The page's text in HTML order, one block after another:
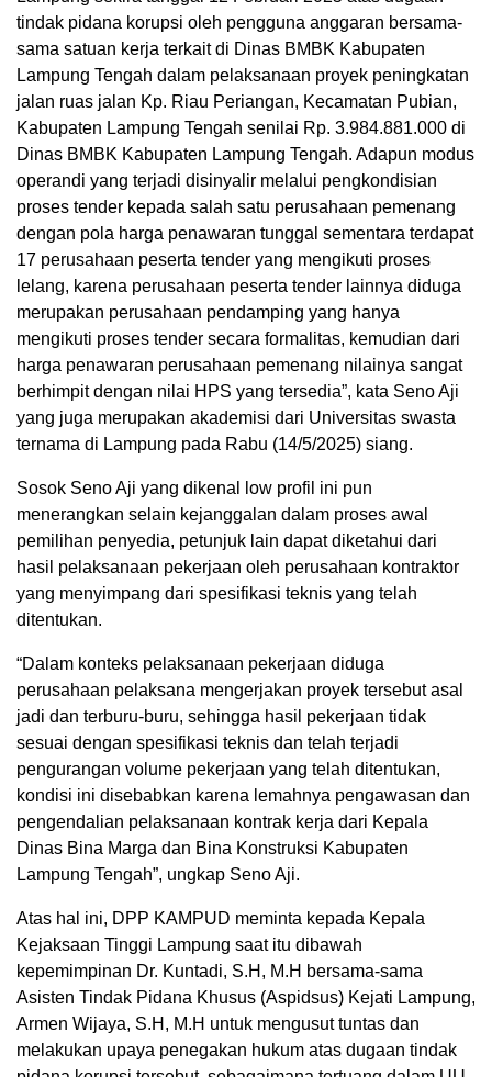
tindak pidana korupsi oleh pengguna anggaran bersama-
sama satuan kerja terkait di Dinas BMBK Kabupaten
Lampung Tengah dalam pelaksanaan proyek peningkatan
jalan ruas jalan Kp. Riau Periangan, Kecamatan Pubian,
Kabupaten Lampung Tengah senilai Rp. 3.984.881.000 di
Dinas BMBK Kabupaten Lampung Tengah. Adapun modus
operandi yang terjadi disinyalir melalui pengkondisian
proses tender kepada salah satu perusahaan pemenang
dengan pola harga penawaran tunggal sementara terdapat
17 perusahaan peserta tender yang mengikuti proses
lelang, karena perusahaan peserta tender lainnya diduga
merupakan perusahaan pendamping yang hanya
mengikuti proses tender secara formalitas, kemudian dari
harga penawaran perusahaan pemenang nilainya sangat
berhimpit dengan nilai HPS yang tersedia”, kata Seno Aji
yang juga merupakan akademisi dari Universitas swasta
ternama di Lampung pada Rabu (14/5/2025) siang.
Sosok Seno Aji yang dikenal low profil ini pun
menerangkan selain kejanggalan dalam proses awal
pemilihan penyedia, petunjuk lain dapat diketahui dari
hasil pelaksanaan pekerjaan oleh perusahaan kontraktor
yang menyimpang dari spesifikasi teknis yang telah
ditentukan.
“Dalam konteks pelaksanaan pekerjaan diduga
perusahaan pelaksana mengerjakan proyek tersebut asal
jadi dan terburu-buru, sehingga hasil pekerjaan tidak
sesuai dengan spesifikasi teknis dan telah terjadi
pengurangan volume pekerjaan yang telah ditentukan,
kondisi ini disebabkan karena lemahnya pengawasan dan
pengendalian pelaksanaan kontrak kerja dari Kepala
Dinas Bina Marga dan Bina Konstruksi Kabupaten
Lampung Tengah”, ungkap Seno Aji.
Atas hal ini, DPP KAMPUD meminta kepada Kepala
Kejaksaan Tinggi Lampung saat itu dibawah
kepemimpinan Dr. Kuntadi, S.H, M.H bersama-sama
Asisten Tindak Pidana Khusus (Aspidsus) Kejati Lampung,
Armen Wijaya, S.H, M.H untuk mengusut tuntas dan
melakukan upaya penegakan hukum atas dugaan tindak